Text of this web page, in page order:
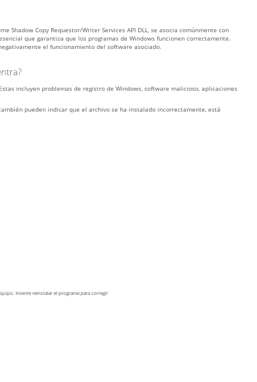
Shadow Copy Requestor/Writer Services API DLL, se asocia comúnmente con
que garantiza que los programas de Windows funcionen correctamente.
el funcionamiento del software asociado.
incluyen problemas de registro de Windows, software malicioso, aplicaciones
pueden indicar que el archivo se ha instalado incorrectamente, está
Intente reinstalar el programa para corregir